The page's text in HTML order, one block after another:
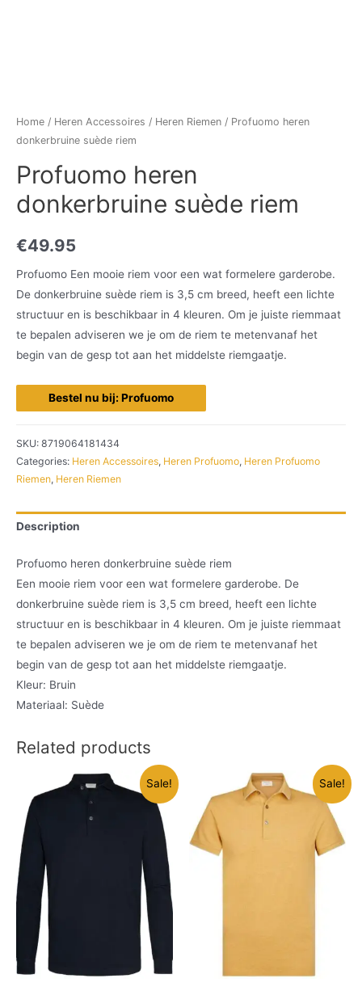
Home / Heren Accessoires / Heren Riemen / Profuomo heren
donkerbruine suède riem
Profuomo heren
donkerbruine suède riem
€49.95
Profuomo Een mooie riem voor een wat formelere garderobe.
De donkerbruine suède riem is 3,5 cm breed, heeft een lichte
structuur en is beschikbaar in 4 kleuren. Om je juiste riemmaat
te bepalen adviseren we je om de riem te metenvanaf het
begin van de gesp tot aan het middelste riemgaatje.
Bestel nu bij: Profuomo
SKU: 8719064181434
Categories: Heren Accessoires, Heren Profuomo, Heren Profuomo
Riemen, Heren Riemen
Description
Profuomo heren donkerbruine suède riem
Een mooie riem voor een wat formelere garderobe. De
donkerbruine suède riem is 3,5 cm breed, heeft een lichte
structuur en is beschikbaar in 4 kleuren. Om je juiste riemmaat
te bepalen adviseren we je om de riem te metenvanaf het
begin van de gesp tot aan het middelste riemgaatje.
Kleur: Bruin
Materiaal: Suède
Related products
Sale! Sale!